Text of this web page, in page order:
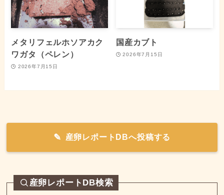
メタリフェルホソアカク
ワガタ（ペレン）
2026年7月15日
国産カブト
2026年7月15日
産卵レポートDBへ投稿する
産卵レポートDB検索